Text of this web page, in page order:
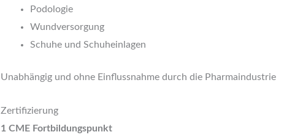
Podologie
Wundversorgung
Schuhe und Schuheinlagen
Unabhängig und ohne Einflussnahme durch die Pharmaindustrie
Zertifizierung
1 CME Fortbildungspunkt